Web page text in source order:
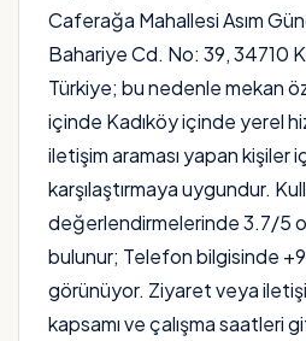
Caferağa Mahallesi Asım
Bahariye Cd. No: 39, 34710
Türkiye; bu nedenle mekan
içinde Kadıköy içinde yerel
iletişim araması yapan kişiler
karşılaştırmaya uygundur.
değerlendirmelerinde 3.7/5
bulunur; Telefon bilgisinde
görünüyor. Ziyaret veya
kapsamı ve çalışma saatleri